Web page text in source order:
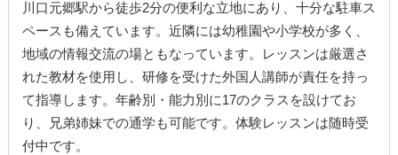
川口元郷駅から徒歩2分の便利な立地にあり、十分な駐車ス
ペースも備えています。近隣には幼稚園や小学校が多く、
地域の情報交流の場ともなっています。レッスンは厳選さ
れた教材を使用し、研修を受けた外国人講師が責任を持っ
て指導します。年齢別・能力別に17のクラスを設けてお
り、兄弟姉妹での通学も可能です。体験レッスンは随時受
付中です。